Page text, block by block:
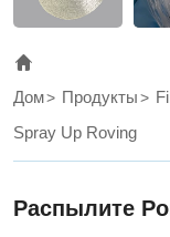
Дом Продукты
Spray Up Roving
Распылите